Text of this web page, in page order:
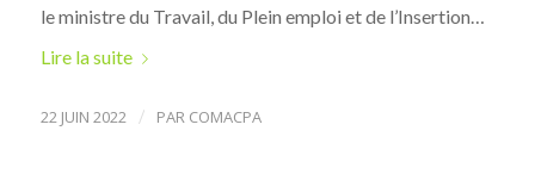
le ministre du Travail, du Plein emploi et de l’Insertion…
Lire la suite
22 JUIN 2022 / PAR COMACPA